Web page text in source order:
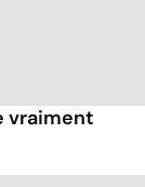
vraiment